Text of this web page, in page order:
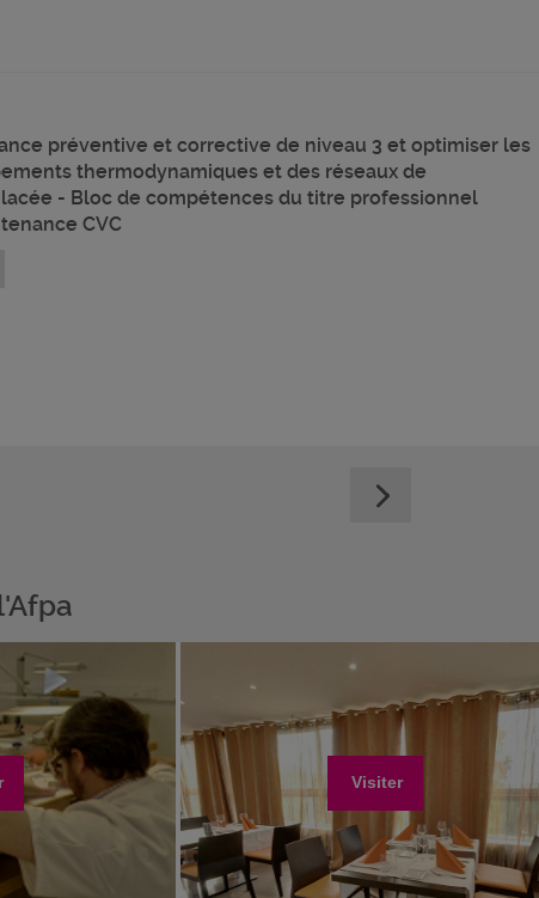
préventive et corrective de niveau 3 et optimiser les
thermodynamiques et des réseaux de
- Bloc de compétences du titre professionnel
CVC
Visiter